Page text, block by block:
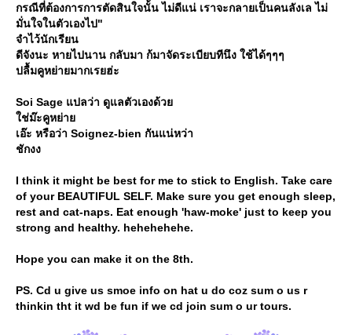
กรณีที่ต้องการการตัดสินใจนั้น ไม่ดีแน่ เราจะกลายเป็นคนลังเล ไม่
มั่นใจในตัวเองไป"
จำไว้นักเรียน
ดีจังนะ หายไปนาน กลับมา ก้มาจัดระเบียบทีนึง ใช้ได้ๆๆๆ
ปลื้มคูหย่ายมากเรยฮ่ะ
Soi Sage แปลว่า ดูแลตัวเองด้ว
ช่ม๊ะคูหย่า
เอ๊ะ หรือว่า Soignez-bien กันแน่หว่า
ชักงง
I think it might be best for me to stick to English. Take care
of your BEAUTIFUL SELF. Make sure you get enough sleep,
rest and cat-naps. Eat enough 'haw-moke' just to keep you
strong and healthy. hehehehehe.
Hope you can make it on the 8th.
PS. Cd u give us smoe info on hat u do coz sum o us r
thinkin tht it wd be fun if we cd join sum o ur tours.